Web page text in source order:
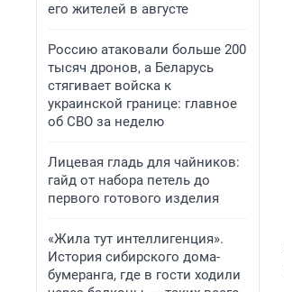
его жителей в августе
Россию атаковали больше 200
тысяч дронов, а Беларусь
стягивает войска к
украинской границе: главное
об СВО за неделю
Лицевая гладь для чайников:
гайд от набора петель до
первого готового изделия
«Жила тут интеллигенция».
История сибирского дома-
бумеранга, где в гости ходили